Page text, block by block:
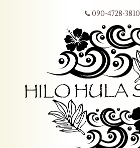
090-4728-3810